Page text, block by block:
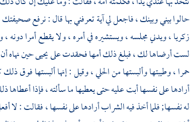
حالوا بيني وبينك ، فاجعل لي آية تعرفني بها قال : نرفع
زكريا ،ويدني مجلسه ، ويستشيره في أمره ، ولا يقطع أمرا دونه
لست أرضاها لك ، فبلغ ذلك أمها فحقدت علىيحيىحين نهاه
حمرا ، وطيبتها وألبستها من الحلي ، وقيل : إنها ألبستها فوق
أرادها على نفسها أبت عليه حتى يعطيها ما سألته ، فإذا أعطاها
له نفسها; فلما أخذ فيه الشراب أرادها على نفسها ، فقالت : لا